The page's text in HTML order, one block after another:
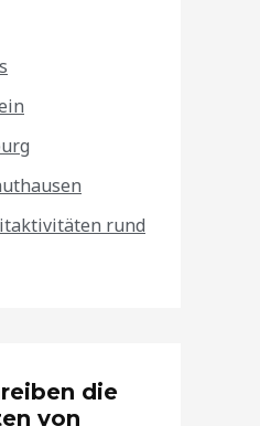
rund
die
von